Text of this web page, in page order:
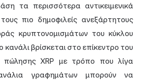
τα περισσότερα αντικειμενικά
πιο δημοφιλείς ανεξάρτητους
κρυπτονομισμάτων του κύκλου
κανάλι βρίσκεται στο επίκεντρο του
πώλησης XRP με τρόπο που λίγα
γραφημάτων μπορούν να